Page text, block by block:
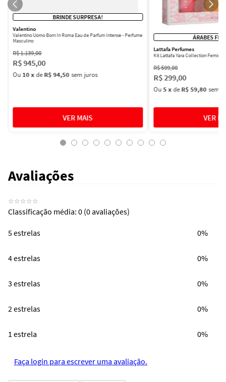
BRINDE SURPRESA!
Valentino
Valentino Uomo Born In Roma Eau de Parfum Intense - Perfume
Masculino
R$1.139,00
R$945,00
Ou 10xdeR$ 94,50 sem juros
ÁRABES
Lattafa Perfumes
Kit Lattafa Yara Collection
R$599,00
R$299,00
Ou5xdeR$ 59,80 sem
Avaliações
☆☆☆☆☆
Classificação média: 0 (0 avaliações)
5 estrelas 0%
4 estrelas 0%
3 estrelas 0%
2 estrelas 0%
1 estrela 0%
Faça login para escrever uma avaliação.